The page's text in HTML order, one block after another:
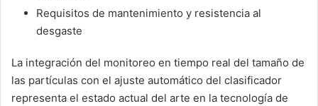
Requisitos de mantenimiento y resistencia al
desgaste
La integración del monitoreo en tiempo real del tamaño de
las partículas con el ajuste automático del clasificador
representa el estado actual del arte en la tecnología de